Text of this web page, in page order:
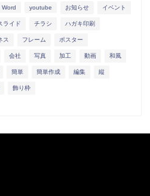
Word youtube お知らせ イベント
ライド チラシ ハガキ印刷
ス フレーム ポスター
会社 写真 加工 動画 和風
簡単 簡単作成 編集 縦
飾り枠